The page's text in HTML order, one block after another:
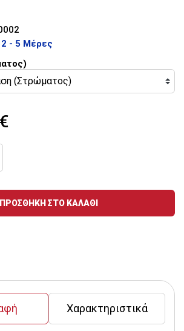
2 - 5 Μέρες
ΠΡΟΣΘΗΚΗ ΣΤΟ ΚΑΛΑΘΙ
Χαρακτηριστικά